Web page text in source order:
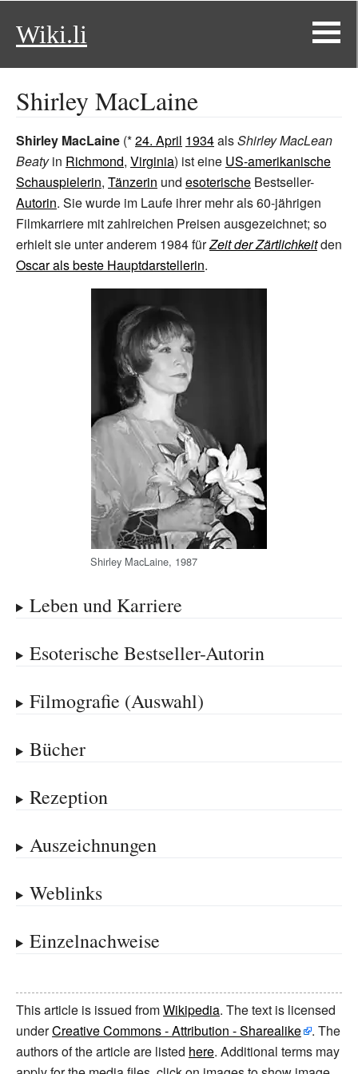
Wiki.li
Shirley MacLaine
Shirley MacLaine (*24. April 1934alsShirley MacLean
Beatyin Richmond, Virginia) ist eine US-amerikanische
Schauspielerin, Tänzerin und esoterische Bestseller-
Autorin. Sie wurde im Laufe ihrer mehr als 60-jährigen
Filmkarriere mit zahlreichen Preisen ausgezeichnet; so
erhielt sie unter anderem 1984 fürZeit der Zärtlichkeitden
Oscar als beste Hauptdarstellerin.
Shirley MacLaine, 1987
Leben und Karriere
Esoterische Bestseller-Autorin
Filmografie (Auswahl)
Bücher
Rezeption
Auszeichnungen
Weblinks
Einzelnachweise
This article is issued fromWikipedia. The text is licensed
underCreative Commons - Attribution - Sharealike
. The
authors of the article are listed here. Additional terms may